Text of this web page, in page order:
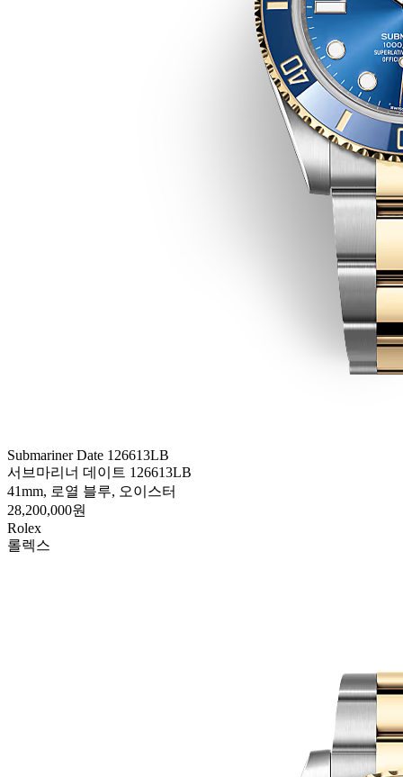
Submariner Date 126613LB
서브마리너 데이트 126613LB
41mm, 로열 블루, 오이스터
28,200,000원
Rolex
롤렉스